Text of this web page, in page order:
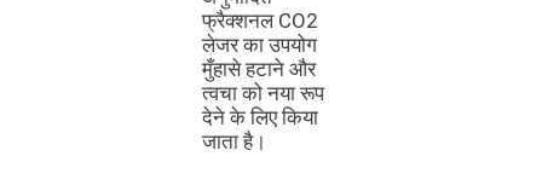
फ्रैक्शनल CO2
लेजर का उपयोग
मुँहासे हटाने और
त्वचा को नया रूप
देने के लिए किया
जाता है।